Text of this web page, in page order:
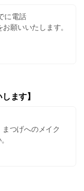
に施術できる人数が限
、ｷｬﾝｾﾙになると数時間
やむを得ずお時間に間に
しで予約の
店させなかった場合は
ｬﾝｾﾙとさせていただきま
に電話
願いいたします。
情による中止の場
施術予約振替可能
ます】
つげへのメイク